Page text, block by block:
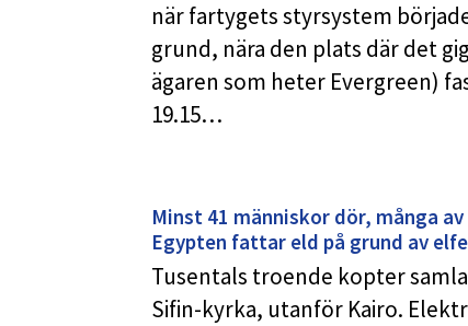
när fartygets styrsystem
grund, nära den plats där det
ägaren som heter Evergreen)
19.15…
Minst 41 människor dör, många
Egypten fattar eld på grund av
Tusentals troende kopter
Sifin-kyrka, utanför Kairo.